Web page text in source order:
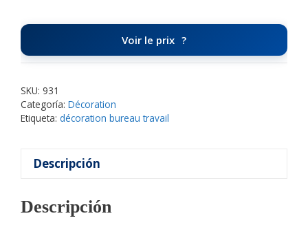
Voir le prix
SKU: 931
Categoría: Décoration
Etiqueta: décoration bureau travail
Descripción
Descripción